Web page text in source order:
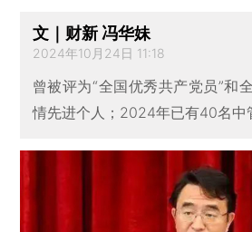
文｜财新 冯华妹
2024年10月24日 11:18
曾被评为“全国优秀共产党员”和
情先进个人；2024年已有40名中